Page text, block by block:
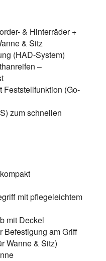
& Hinterräder +
& Sitz
(HAD-System)
–
Feststellfunktion (Go-
zum schnellen
mit pflegeleichtem
mit Deckel
Befestigung am Griff
Wanne & Sitz)